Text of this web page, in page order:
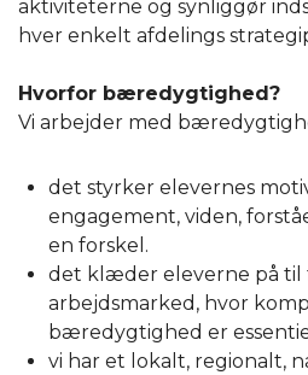
aktiviteterne og synliggør
hver enkelt afdelings
Hvorfor bæredygtighed?
Vi arbejder med
det styrker elevernes
engagement, viden,
en forskel.
det klæder eleverne på til
arbejdsmarked, hvor
bæredygtighed er
vi har et lokalt, regionalt,